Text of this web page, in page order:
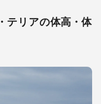
テリアの体高・体